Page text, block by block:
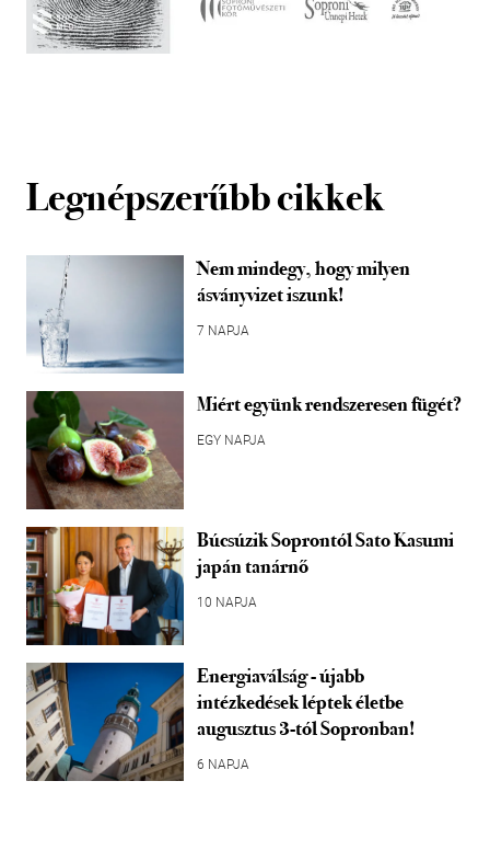
Legnépszerűbb cikkek
Nem mindegy, hogy milyen
ásványvizet iszunk!
7 NAPJA
Miért együnk rendszeresen fügét?
EGY NAPJA
Búcsúzik Soprontól Sato Kasumi
japán tanárnő
10 NAPJA
Energiaválság - újabb
intézkedések léptek életbe
augusztus 3-tól Sopronban!
6 NAPJA